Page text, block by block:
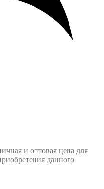
и оптовая цена для
данного